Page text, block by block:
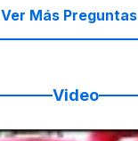
Ver Más Preguntas
Video